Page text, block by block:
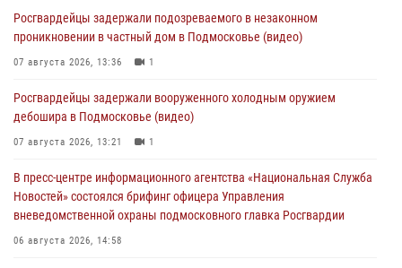
Росгвардейцы задержали подозреваемого в незаконном
проникновении в частный дом в Подмосковье (видео)
07 августа 2026, 13:36 1
Росгвардейцы задержали вооруженного холодным оружием
дебошира в Подмосковье (видео)
07 августа 2026, 13:21 1
В пресс-центре информационного агентства «Национальная Служба
Новостей» состоялся брифинг офицера Управления
вневедомственной охраны подмосковного главка Росгвардии
06 августа 2026, 14:58